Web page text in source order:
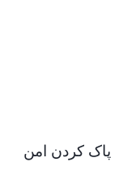
پاک کردن امن